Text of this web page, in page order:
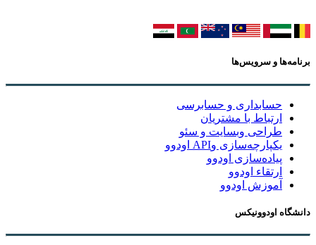
برنامه‌ها و سرویس‌ها
حسابداری و حسابرسی
ارتباط با مشتریان
طراحی وبسایت و سئو
یکپارچه‌سازی وAPI اودوو
پیاده‌سازی اودوو
ارتقاء اودوو
آموزش اودوو
دانشگاه اودوونیکس